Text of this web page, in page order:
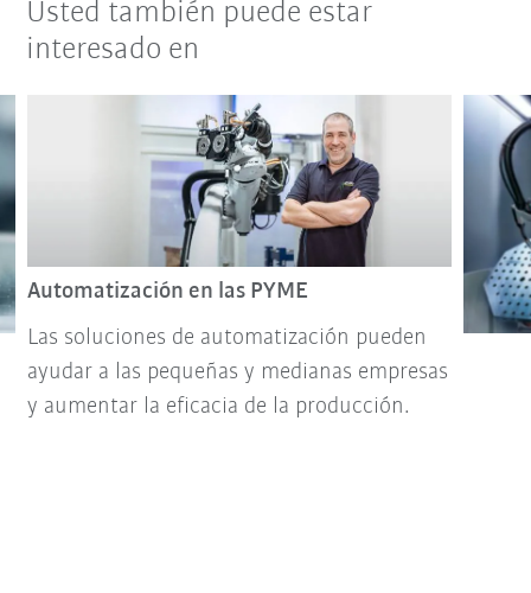
Usted también puede estar
interesado en
Automatización en las PYME
Las soluciones de automatización pueden
ayudar a las pequeñas y medianas empresas
y aumentar la eficacia de la producción.